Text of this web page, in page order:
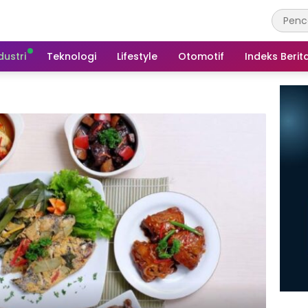
Teknologi Lifestyle Otomotif Indeks